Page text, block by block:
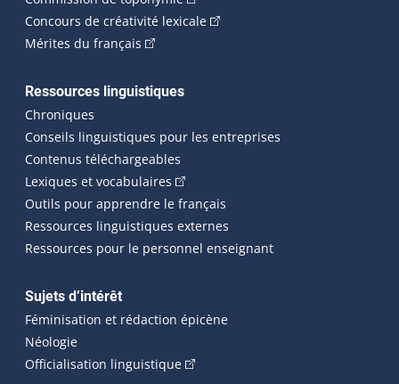
Concours de créativité lexicale(Cet hyperlien externe
Mérites du français (Cet hyperlien externe s'ouvrira dans une
Ressources linguistiques
Chroniques
Conseils linguistiques pour les entreprises
Contenus téléchargeables
Lexiques et vocabulaires (Cet hyperlien externe s'ouvrira
Outils pour apprendre le français
Ressources linguistiques externes
Ressources pour le personnel enseignant
Sujets d’intérêt
Féminisation et rédaction épicène
Néologie
Officialisation linguistique(Cet hyperlien externe s'ouvrira